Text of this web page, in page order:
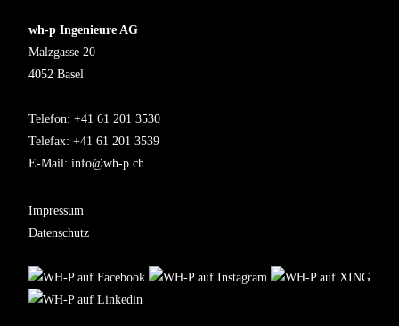
wh-p Ingenieure AG
Malzgasse 20
4052 Basel
Telefon: +41 61 201 3530
Telefax: +41 61 201 3539
E-Mail: info@wh-p.ch
Impressum
Datenschutz